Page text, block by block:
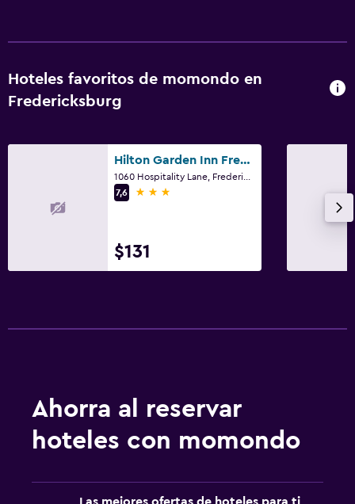
Hoteles favoritos de momondo en
Fredericksburg
Hilton Garden Inn Fredericksburg
7,6
3 estrellas
$131
Ahorra al reservar
hoteles con momondo
Las mejores ofertas de hoteles para ti